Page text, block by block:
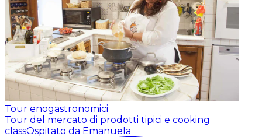
Tour enogastronomici
Tour del mercato di prodotti tipici e cooking
classOspitato da Emanuela